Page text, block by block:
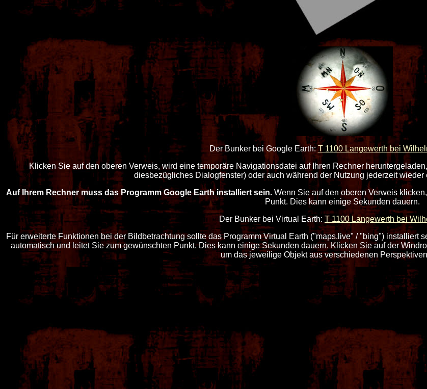
Der Bunker bei Google Earth:T 1100 Langewerth bei
Klicken Sie auf den oberen Verweis, wird eine temporäre Navigationsdatei auf Ihren Rechner
diesbezügliches Dialogfenster) oder auch während der Nutzung jederzeit
Auf Ihrem Rechner muss das Programm Google Earth installiert sein. Wenn Sie auf den oberen Verweis
Punkt. Dies kann einige Sekunden dauern.
Der Bunker bei Virtual Earth: T 1100 Langewerth bei
Für erweiterte Funktionen bei der Bildbetrachtung sollte das Programm Virtual Earth ("maps.live" / "bing") installiert
automatisch und leitet Sie zum gewünschten Punkt. Dies kann einige Sekunden dauern. Klicken Sie auf der
um das jeweilige Objekt aus verschiedenen